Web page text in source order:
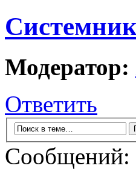
Модератор:
Ответить
Сообщений: